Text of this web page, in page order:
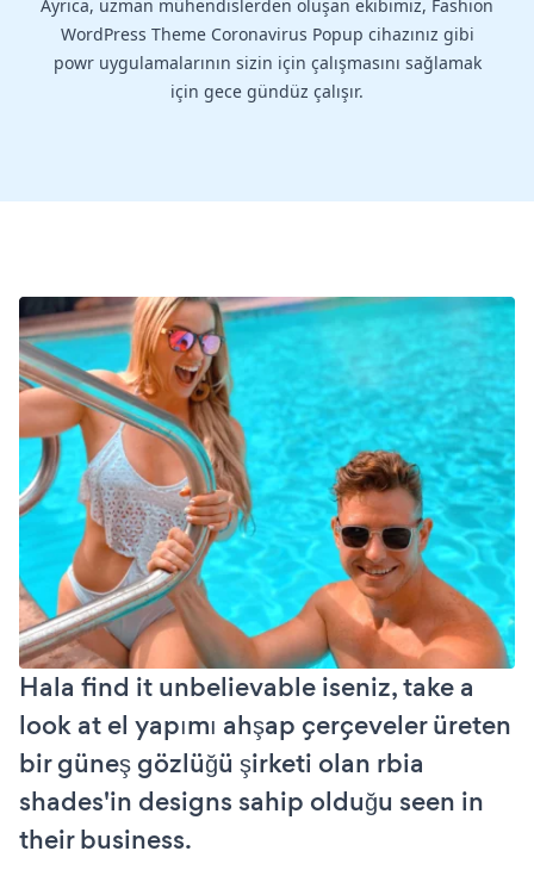
Ayrıca, uzman mühendislerden oluşan ekibimiz, Fashion
WordPress Theme Coronavirus Popup cihazınız gibi
powr uygulamalarının sizin için çalışmasını sağlamak
için gece gündüz çalışır.
Hala find it unbelievable iseniz, take a
look at el yapımı ahşap çerçeveler üreten
bir güneş gözlüğü şirketi olan rbia
shades'in designs sahip olduğu seen in
their business.